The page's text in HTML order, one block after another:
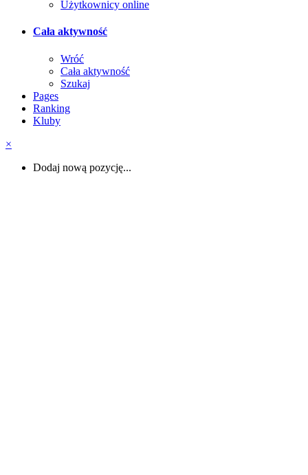
Użytkownicy online
Cała aktywność
Wróć
Cała aktywność
Szukaj
Pages
Ranking
Kluby
×
Dodaj nową pozycję...